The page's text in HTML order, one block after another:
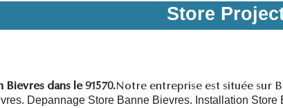
Store
dans le 91570.Notre entreprise est située sur
Depannage Store Banne Bievres. Installation